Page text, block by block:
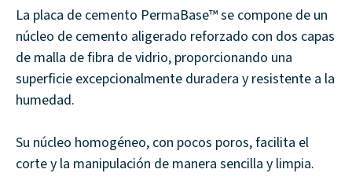
La placa de cemento PermaBase™ se compone de un
núcleo de cemento aligerado reforzado con dos capas
de malla de fibra de vidrio, proporcionando una
superficie excepcionalmente duradera y resistente a la
humedad.
Su núcleo homogéneo, con pocos poros, facilita el
corte y la manipulación de manera sencilla y limpia.